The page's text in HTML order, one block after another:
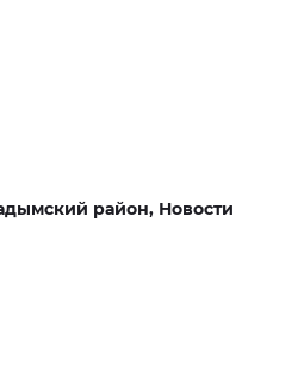
район, Новости